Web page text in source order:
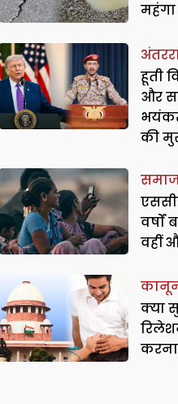
क्या सुप्रीम
हूती
और
की
वर्षों
वहीं
क्या
करना